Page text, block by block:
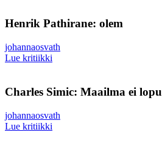
Henrik Pathirane: olem
johannaosvath
Lue kritiikki
Charles Simic: Maailma ei lopu
johannaosvath
Lue kritiikki